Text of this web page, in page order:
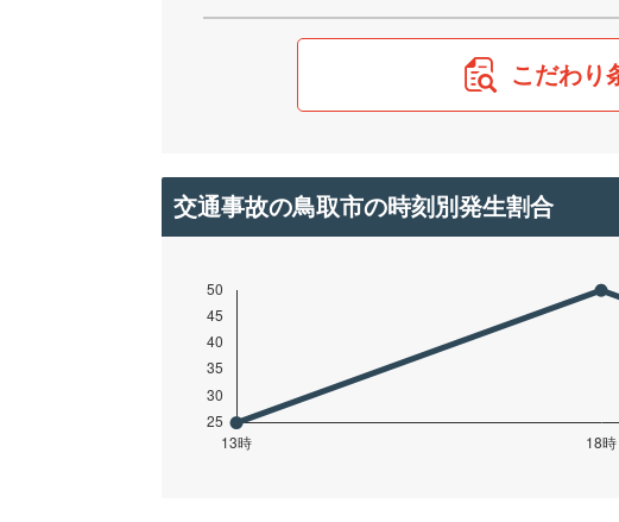
こだわり
交通事故の鳥取市の時刻別発生割合